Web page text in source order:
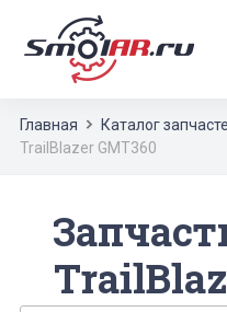
Главная Каталог
TrailBlazer GMT360